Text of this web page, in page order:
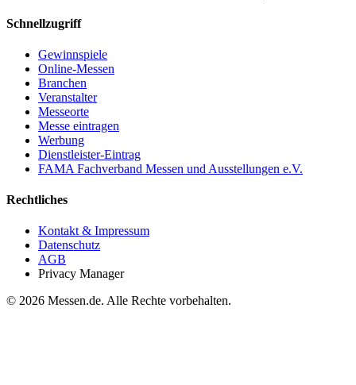
Schnellzugriff
Gewinnspiele
Online-Messen
Branchen
Veranstalter
Messeorte
Messe eintragen
Werbung
Dienstleister-Eintrag
FAMA Fachverband Messen und Ausstellungen e.V.
Rechtliches
Kontakt & Impressum
Datenschutz
AGB
Privacy Manager
© 2026 Messen.de. Alle Rechte vorbehalten.